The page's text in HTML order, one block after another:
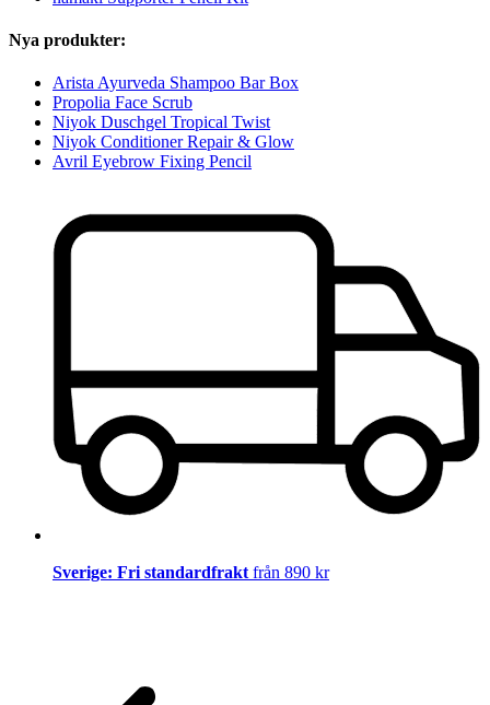
Nya produkter:
Arista Ayurveda Shampoo Bar Box
Propolia Face Scrub
Niyok Duschgel Tropical Twist
Niyok Conditioner Repair & Glow
Avril Eyebrow Fixing Pencil
Sverige: Fri standardfrakt från 890 kr